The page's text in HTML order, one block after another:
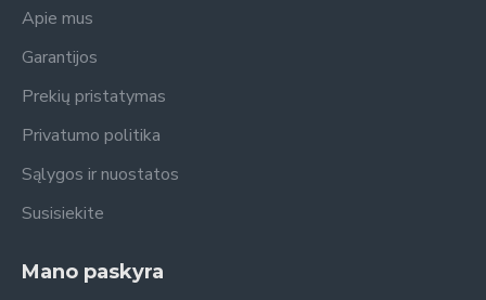
Apie mus
Garantijos
Prekių pristatymas
Privatumo politika
Sąlygos ir nuostatos
Susisiekite
Mano paskyra